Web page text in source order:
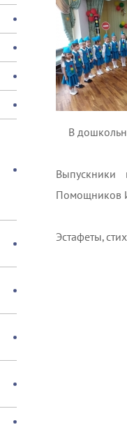
В
Помощников
Эстафеты,